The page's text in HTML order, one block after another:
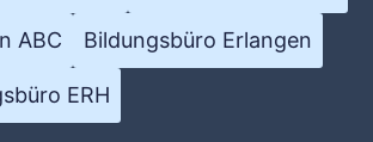
ABC Bildungsbüro Erlangen
ERH